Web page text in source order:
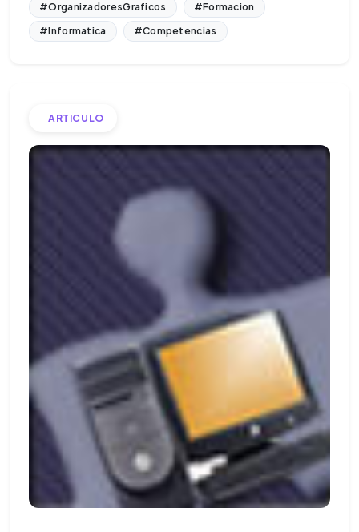
#OrganizadoresGraficos
#Formacion
#Informatica
#Competencias
ARTICULO